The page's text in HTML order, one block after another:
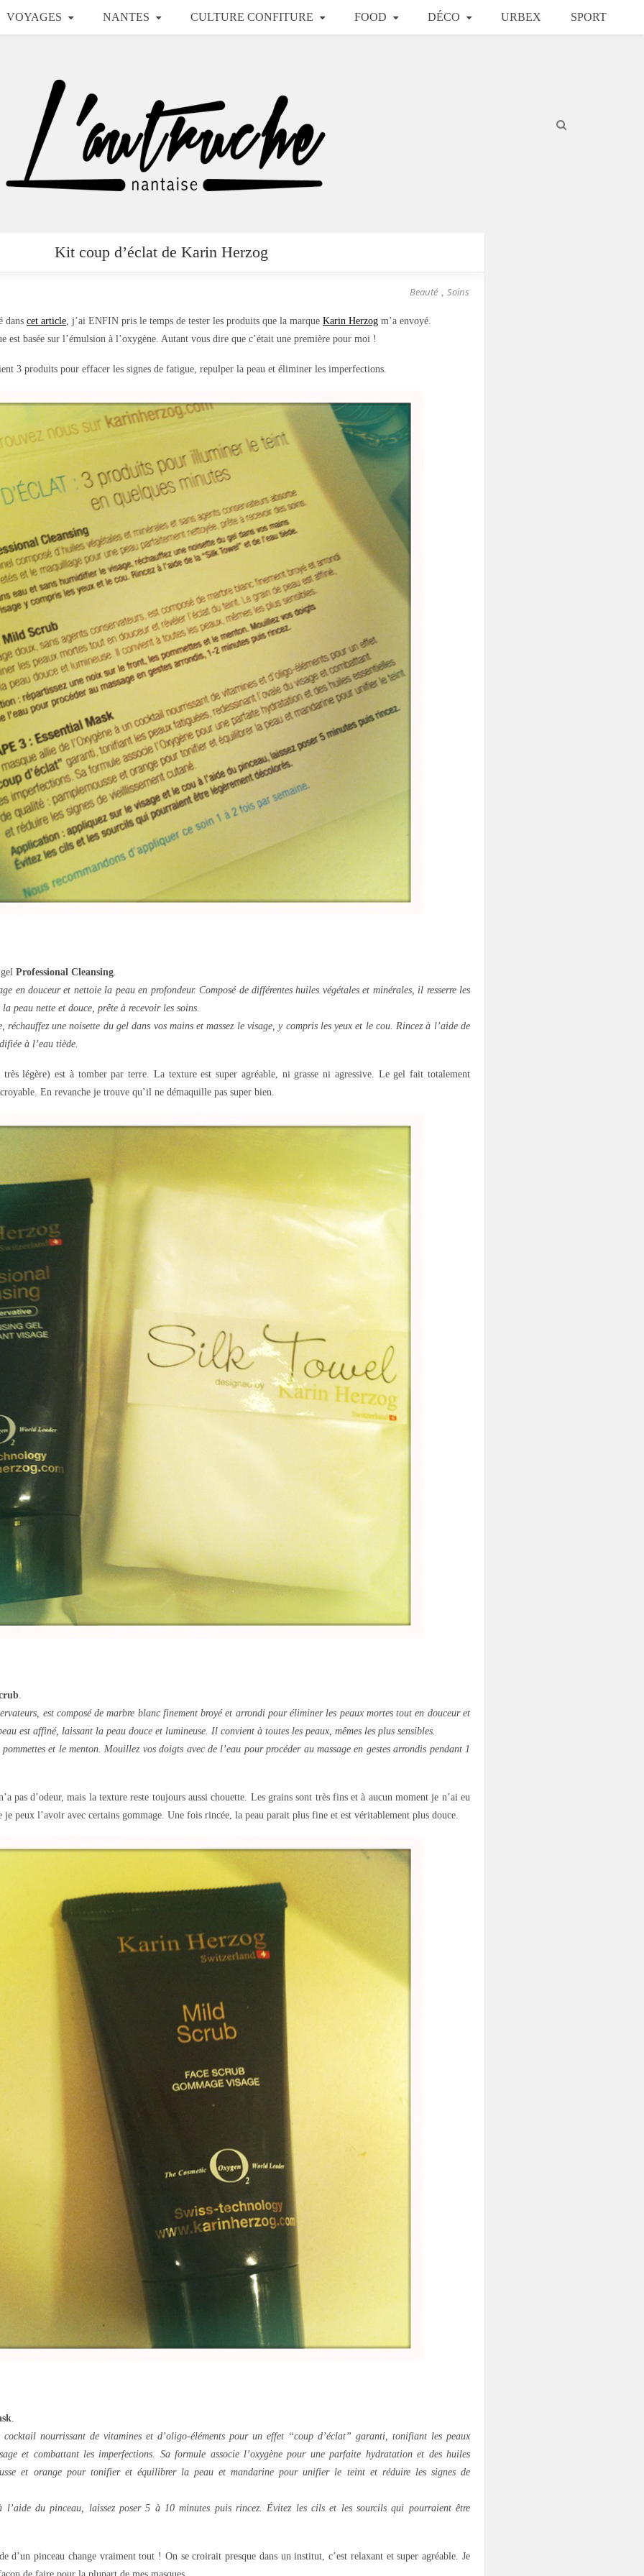
VOYAGES NANTES CULTURE CONFITURE FOOD DÉCO URBEX SPORT
Kit coup d’éclat de Karin Herzog
Beauté , Soins
dans cet article, j’ai ENFIN pris le temps de tester les produits que la marque Karin Herzog m’a envoyé.
est basée sur l’émulsion à l’oxygène. Autant vous dire que c’était une première pour moi !
3 produits pour effacer les signes de fatigue, repulper la peau et éliminer les imperfections.
Professional Cleansing.
en douceur et nettoie la peau en profondeur. Composé de différentes huiles végétales et minérales, il resserre les
peau nette et douce, prête à recevoir les soins.
réchauffez une noisette du gel dans vos mains et massez le visage, y compris les yeux et le cou. Rincez à l’aide de
à l’eau tiède.
légère) est à tomber par terre. La texture est super agréable, ni grasse ni agressive. Le gel fait totalement
En revanche je trouve qu’il ne démaquille pas super bien.
.
est composé de marbre blanc finement broyé et arrondi pour éliminer les peaux mortes tout en douceur et
est affiné, laissant la peau douce et lumineuse. Il convient à toutes les peaux, mêmes les plus sensibles.
et le menton. Mouillez vos doigts avec de l’eau pour procéder au massage en gestes arrondis pendant 1
pas d’odeur, mais la texture reste toujours aussi chouette. Les grains sont très fins et à aucun moment je n’ai eu
je peux l’avoir avec certains gommage. Une fois rincée, la peau parait plus fine et est véritablement plus douce.
.
nourrissant de vitamines et d’oligo-éléments pour un effet “coup d’éclat” garanti, tonifiant les peaux
et combattant les imperfections. Sa formule associe l’oxygène pour une parfaite hydratation et des huiles
et orange pour tonifier et équilibrer la peau et mandarine pour unifier le teint et réduire les signes de
du pinceau, laissez poser 5 à 10 minutes puis rincez. Évitez les cils et les sourcils qui pourraient être
d’un pinceau change vraiment tout ! On se croirait presque dans un institut, c’est relaxant et super agréable. Je